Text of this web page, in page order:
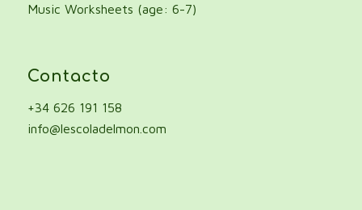
Music Worksheets (age: 6-7)
Contacto
+34 626 191 158
info@lescoladelmon.com